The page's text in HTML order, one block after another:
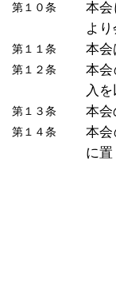
第１０条
本
より
第１１条 本会
第１２条
本
入を
第１３条 本会
第１４条
本
に置